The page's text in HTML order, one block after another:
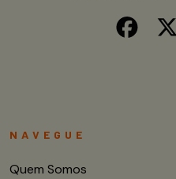
NAVEGUE
Quem Somos